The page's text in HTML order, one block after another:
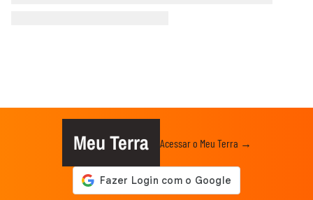
Meu Terra Acessar o Meu Terra →